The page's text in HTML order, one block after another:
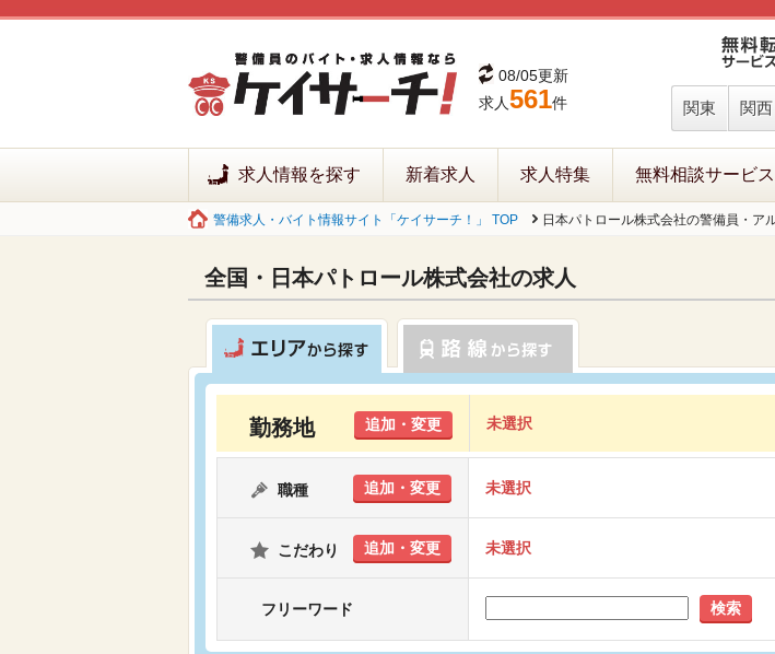
08/05更新
求人561件 関東 関西
求人情報を探す 新着求人 求人特集 無料相談サービス
警備求人・バイト情報サイト「ケイサーチ！」 TOP 日本パトロール株式会社の警備員・ア
全国・日本パトロール株式会社の求人
勤務地 追加・変更 未選択
職種 追加・変更 未選択
こだわり 追加・変更 未選択
フリーワード 検索